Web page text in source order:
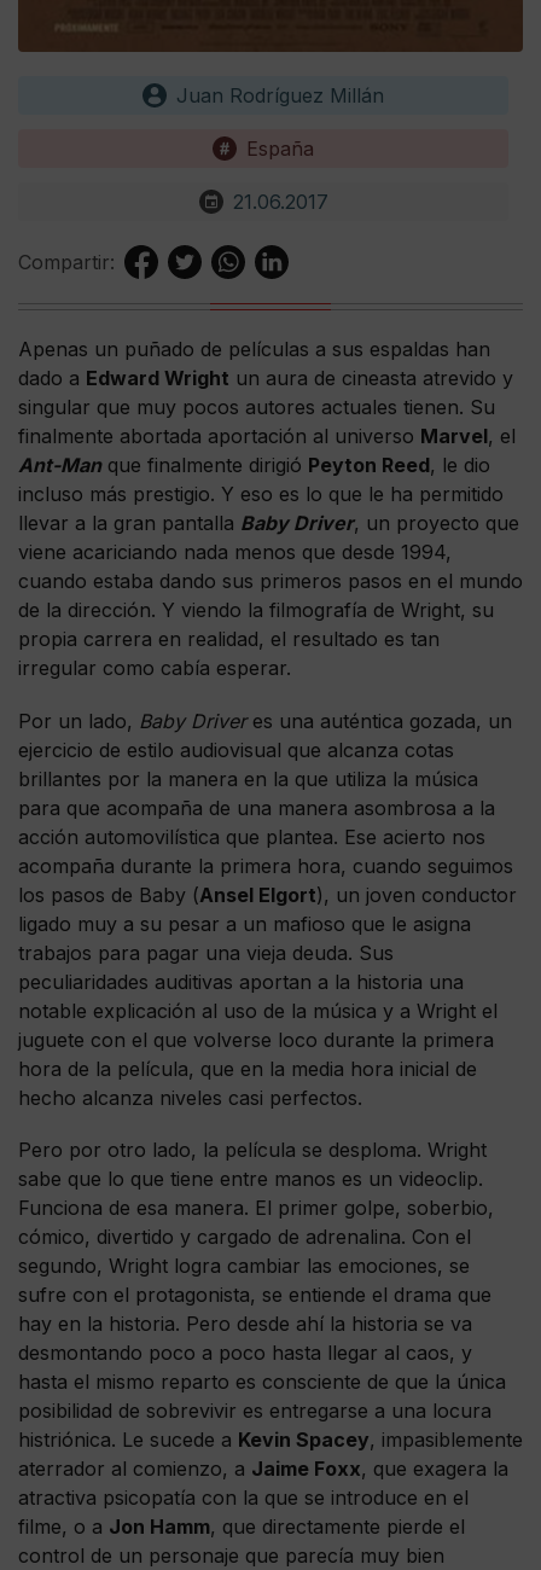
Juan Rodríguez Millán
España
21.06.2017
Compartir:
Apenas un puñado de películas a sus espaldas han
dado a Edward Wright un aura de cineasta atrevido y
singular que muy pocos autores actuales tienen. Su
finalmente abortada aportación al universo Marvel, el
Ant-Manque finalmente dirigió Peyton Reed, le dio
incluso más prestigio. Y eso es lo que le ha permitido
llevar a la gran pantalla Baby Driver, un proyecto que
viene acariciando nada menos que desde 1994,
cuando estaba dando sus primeros pasos en el mundo
de la dirección. Y viendo la filmografía de Wright, su
propia carrera en realidad, el resultado es tan
irregular como cabía esperar.
Por un lado, Baby Driveres una auténtica gozada, un
ejercicio de estilo audiovisual que alcanza cotas
brillantes por la manera en la que utiliza la música
para que acompaña de una manera asombrosa a la
acción automovilística que plantea. Ese acierto nos
acompaña durante la primera hora, cuando seguimos
los pasos de Baby (Ansel Elgort), un joven conductor
ligado muy a su pesar a un mafioso que le asigna
trabajos para pagar una vieja deuda. Sus
peculiaridades auditivas aportan a la historia una
notable explicación al uso de la música y a Wright el
juguete con el que volverse loco durante la primera
hora de la película, que en la media hora inicial de
hecho alcanza niveles casi perfectos.
Pero por otro lado, la película se desploma. Wright
sabe que lo que tiene entre manos es un videoclip.
Funciona de esa manera. El primer golpe, soberbio,
cómico, divertido y cargado de adrenalina. Con el
segundo, Wright logra cambiar las emociones, se
sufre con el protagonista, se entiende el drama que
hay en la historia. Pero desde ahí la historia se va
desmontando poco a poco hasta llegar al caos, y
hasta el mismo reparto es consciente de que la única
posibilidad de sobrevivir es entregarse a una locura
histriónica. Le sucede a Kevin Spacey, impasiblemente
aterrador al comienzo, a Jaime Foxx, que exagera la
atractiva psicopatía con la que se introduce en el
filme, o a Jon Hamm, que directamente pierde el
control de un personaje que parecía muy bien